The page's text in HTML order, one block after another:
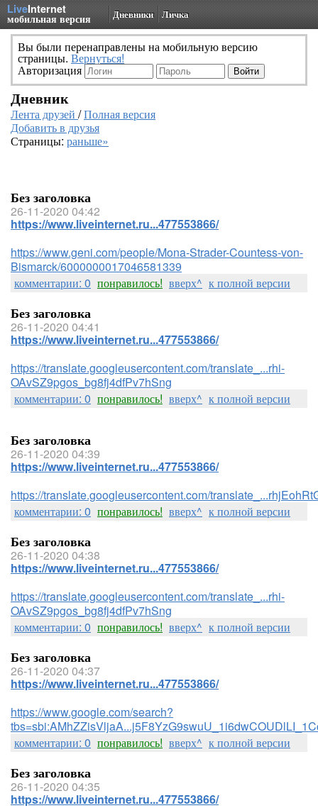
LiveInternet
мобильная версия Дневники Личка
Вы были перенаправлены на мобильную версию
страницы. Вернуться!
Авторизация
Дневник
Лента друзей /Полная версия
Добавить в друзья
Страницы: раньше»
Без заголовка
26-11-2020 04:42
https://www.liveinternet.ru...477553866/
https://www.geni.com/people/Mona-Strader-Countess-von-
Bismarck/6000000017046581339
комментарии: 0 понравилось! вверх^ к полной версии
Без заголовка
26-11-2020 04:41
https://www.liveinternet.ru...477553866/
https://translate.googleusercontent.com/translate_...rhi-
OAvSZ9pgos_bg8fj4dfPv7hSng
комментарии: 0 понравилось! вверх^ к полной версии
Без заголовка
26-11-2020 04:39
https://www.liveinternet.ru...477553866/
https://translate.googleusercontent.com/
комментарии: 0 понравилось! вверх^ к полной версии
Без заголовка
26-11-2020 04:38
https://www.liveinternet.ru...477553866/
https://translate.googleusercontent.com/translate_...rhi-
OAvSZ9pgos_bg8fj4dfPv7hSng
комментарии: 0 понравилось! вверх^ к полной версии
Без заголовка
26-11-2020 04:37
https://www.liveinternet.ru...477553866/
https://www.google.com/search?
комментарии: 0 понравилось! вверх^ к полной версии
Без заголовка
26-11-2020 04:35
https://www.liveinternet.ru...477553866/